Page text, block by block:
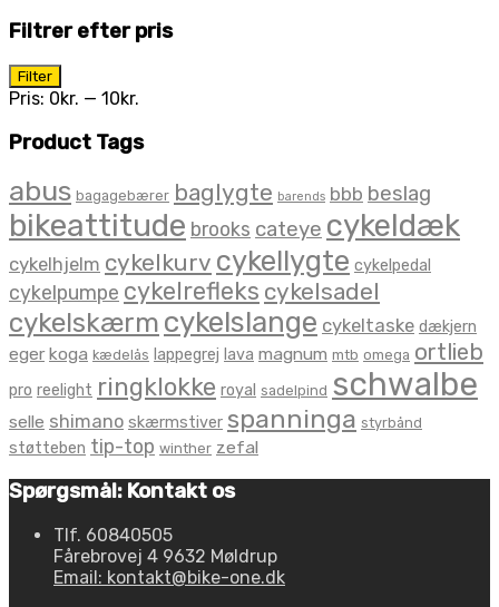
Filtrer efter pris
Mindste
pris
Højeste
pris
Filter
Pris: 0kr. — 10kr.
Product Tags
abus bagagebærer baglygte barends bbb beslag
bikeattitude brooks cateye cykeldæk
cykelhjelm cykelkurv cykellygte cykelpedal
cykelpumpe cykelrefleks cykelsadel
cykelskærm cykelslange cykeltaske dækjern
eger koga kædelås lappegrej lava magnum mtb omega ortlieb
pro reelight ringklokke royal sadelpind schwalbe
selle shimano skærmstiver spanninga styrbånd
støtteben tip-top winther zefal
Spørgsmål: Kontakt os
Tlf. 60840505
Fårebrovej 4 9632 Møldrup
Email: kontakt@bike-one.dk